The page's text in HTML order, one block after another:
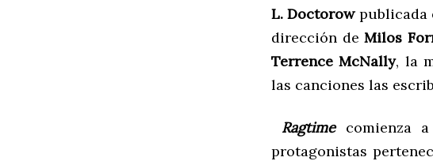
L. Doctorowpublicada
dirección deMilos
Terrence McNally, la
las canciones las
Ragtimecomienza
protagonistas